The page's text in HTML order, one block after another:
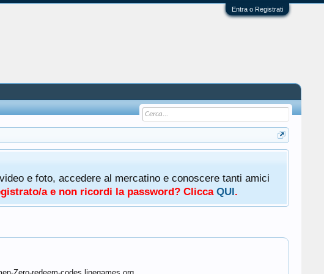
Entra o Registrati
e foto, accedere al mercatino e conoscere tanti amici
a e non ricordi la password? Clicca QUI.